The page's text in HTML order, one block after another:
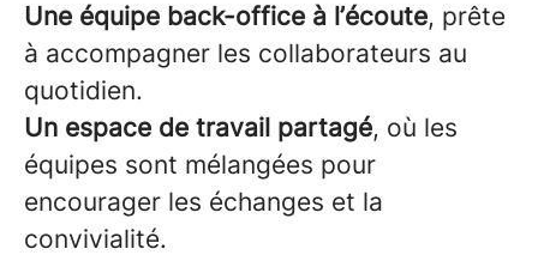
Une équipe back-office à l’écoute, prête
à accompagner les collaborateurs au
quotidien.
Un espace de travail partagé, où les
équipes sont mélangées pour
encourager les échanges et la
convivialité.